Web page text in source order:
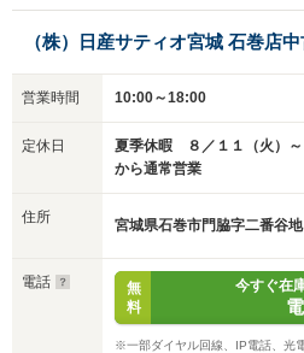
（株）日産サティオ宮城 石巻店
営業時間 10:00～18:00
定休日
夏季休暇 ８／１１（火）
から通常営業
住所 宮城県石巻市門脇字二番谷
電話
無
料
今すぐ在
※一部ダイヤル回線、IP電話、光